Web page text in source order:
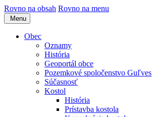
Rovno na obsah Rovno na menu
Menu
Obec
Oznamy
História
Geoportál obce
Pozemkové spoločenstvo Guľves
Súčasnosť
Kostol
História
Prístavba kostola